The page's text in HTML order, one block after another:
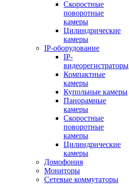
Скоростные
поворотные
камеры
Цилиндрические
камеры
IP-оборудование
IP-
видеорегистраторы
Компактные
камеры
Купольные камеры
Панорамные
камеры
Скоростные
поворотные
камеры
Цилиндрические
камеры
Домофония
Мониторы
Сетевые коммутаторы